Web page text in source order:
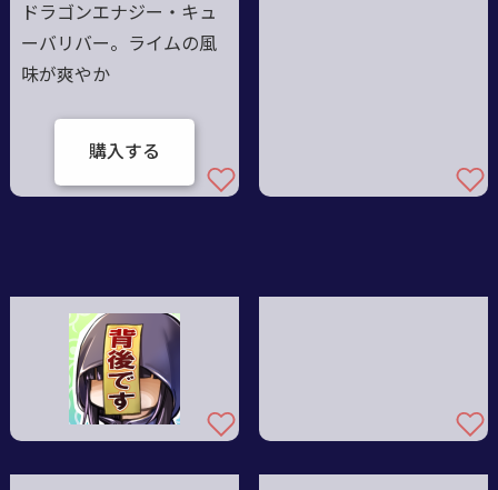
ドラゴンエナジー・キュ
ーバリバー。ライムの風
味が爽やか
購入する